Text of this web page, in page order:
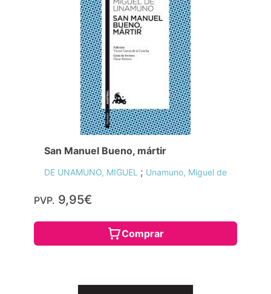
San Manuel Bueno, mártir
DE UNAMUNO, MIGUEL ; Unamuno, Miguel de
PVP. 9,95€
Comprar